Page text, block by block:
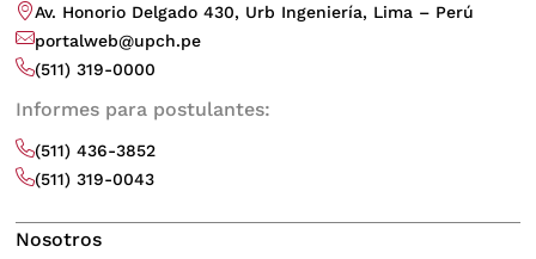
Av. Honorio Delgado 430, Urb Ingeniería, Lima – Perú
portalweb@upch.pe
(511) 319-0000
Informes para postulantes:
(511) 436-3852
(511) 319-0043
Nosotros